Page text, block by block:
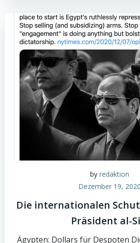
by redaktion
Dezember 19, 2020
Die internationalen
Präsident al-
Ägypten: Dollars für Despoten